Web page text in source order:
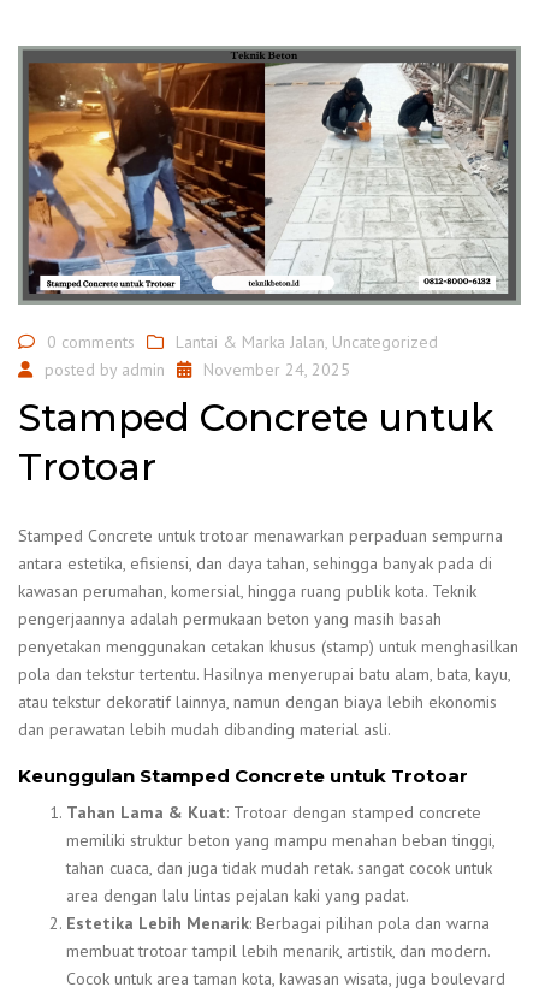
0 comments Lantai & Marka Jalan, Uncategorized
posted by admin November 24, 2025
Stamped Concrete untuk
Trotoar
Stamped Concrete untuk trotoar menawarkan perpaduan sempurna
antara estetika, efisiensi, dan daya tahan, sehingga banyak pada di
kawasan perumahan, komersial, hingga ruang publik kota. Teknik
pengerjaannya adalah permukaan beton yang masih basah
penyetakan menggunakan cetakan khusus (stamp) untuk menghasilkan
pola dan tekstur tertentu. Hasilnya menyerupai batu alam, bata, kayu,
atau tekstur dekoratif lainnya, namun dengan biaya lebih ekonomis
dan perawatan lebih mudah dibanding material asli.
Keunggulan Stamped Concrete untuk Trotoar
Tahan Lama & Kuat: Trotoar dengan stamped concrete
memiliki struktur beton yang mampu menahan beban tinggi,
tahan cuaca, dan juga tidak mudah retak. sangat cocok untuk
area dengan lalu lintas pejalan kaki yang padat.
Estetika Lebih Menarik: Berbagai pilihan pola dan warna
membuat trotoar tampil lebih menarik, artistik, dan modern.
Cocok untuk area taman kota, kawasan wisata, juga boulevard